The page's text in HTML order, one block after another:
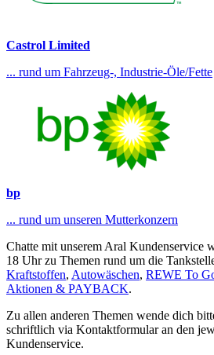
Castrol Limited
... rund um Fahrzeug-, Industrie-Öle/Fette
bp
... rund um unseren Mutterkonzern
Chatte mit unserem Aral Kundenservice
18 Uhr zu Themen rund um die
Kraftstoffen, Autowäschen, REWE To
Aktionen & PAYBACK.
Zu allen anderen Themen wende dich
schriftlich via Kontaktformular an den
Kundenservice.